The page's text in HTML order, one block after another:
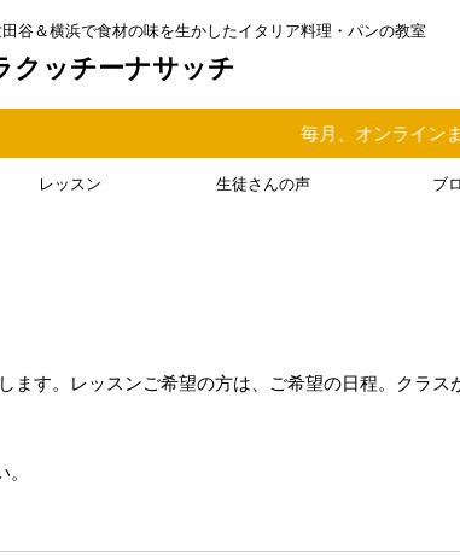
谷＆横浜で食材の味を生かしたイタリア料理・パンの教室
クッチーナサッチ
毎月、オンラインまた
レッスン 生徒さんの声 ブ
す。レッスンご希望の方は、ご希望の日程。クラス